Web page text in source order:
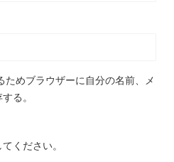
ためブラウザーに自分の名前、メ
る。
ください。